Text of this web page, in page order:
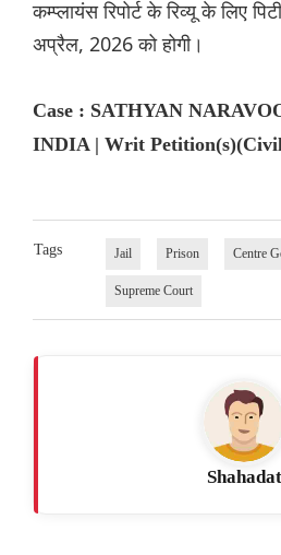
कम्प्लायंस रिपोर्ट के रिव्यू के लिए
अप्रैल, 2026 को होगी।
Case : SATHYAN
INDIA | Writ
Tags Jail Prison Centre
Supreme Court
Shahadat